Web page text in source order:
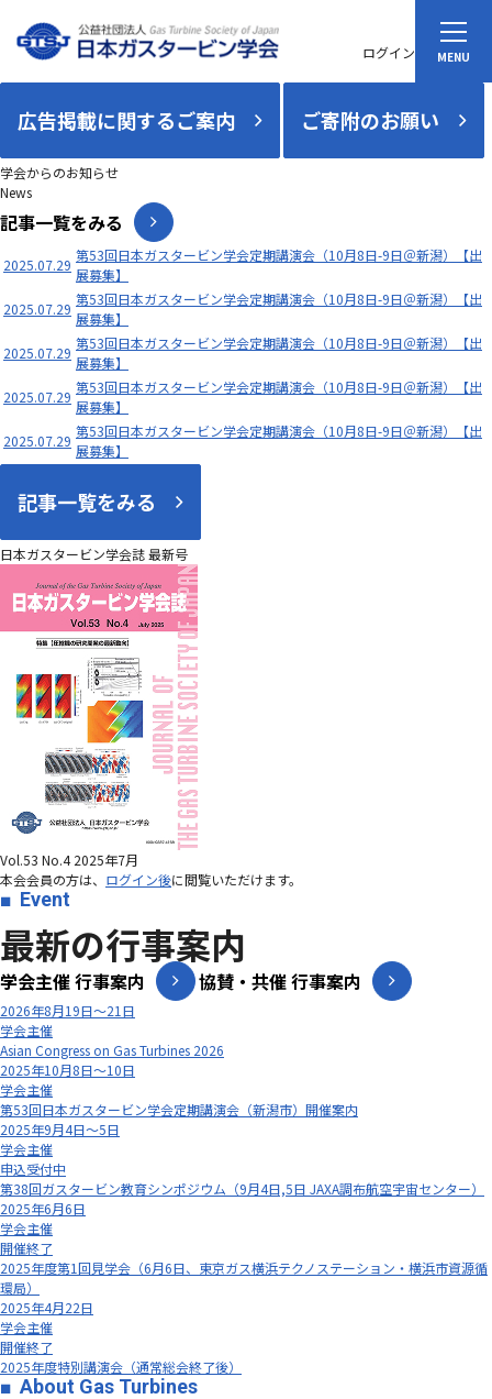
ログイン
広告掲載に関するご案内 ご寄附のお願い
学会からのお知らせ
News
記事一覧をみる
2025.07.29
第53回日本ガスタービン学会定期講演会（10月8日-9日＠新潟）【出
展募集】
2025.07.29
第53回日本ガスタービン学会定期講演会（10月8日-9日＠新潟）【出
展募集】
2025.07.29
第53回日本ガスタービン学会定期講演会（10月8日-9日＠新潟）【出
展募集】
2025.07.29
第53回日本ガスタービン学会定期講演会（10月8日-9日＠新潟）【出
展募集】
2025.07.29
第53回日本ガスタービン学会定期講演会（10月8日-9日＠新潟）【出
展募集】
記事一覧をみる
日本ガスタービン学会誌 最新号
Vol.53 No.4 2025年7月
本会会員の方は、 ログイン後に閲覧いただけます。
Event
最新の行事案内
学会主催 行事案内 協賛・共催 行事案内
2026年8月19日～21日
学会主催
Asian Congress on Gas Turbines 2026
2025年10月8日～10日
学会主催
第53回日本ガスタービン学会定期講演会（新潟市）開催案内
2025年9月4日～5日
学会主催
申込受付中
第38回ガスタービン教育シンポジウム（9月4日,5日 JAXA調布航空宇宙センター）
2025年6月6日
学会主催
開催終了
2025年度第1回見学会（6月6日、東京ガス横浜テクノステーション・横浜市資源循
環局）
2025年4月22日
学会主催
開催終了
2025年度特別講演会（通常総会終了後）
About Gas Turbines